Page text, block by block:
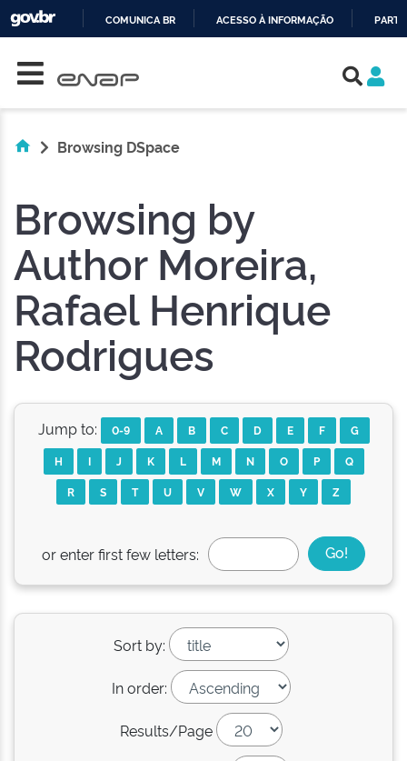
COMUNICA BR ACESSO À INFORMAÇÃO
Browsing DSpace
Browsing by
Author Moreira,
Rafael Henrique
Rodrigues
Jump to: 0-9 A B C D E F
G
H
I J K L M N O P
Q
R
S T U V W X Y Z
or enter first few letters:
Sort by:
In order:
Results/Page